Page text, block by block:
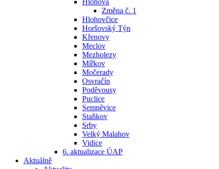
Hlohová
Změna č. 1
Hlohovčice
Horšovský Týn
Křenovy
Meclov
Mezholezy
Mířkov
Močerady
Osvračín
Poděvousy
Puclice
Semněvice
Staňkov
Srby
Velký Malahov
Vidice
6. aktualizace ÚAP
Aktuálně